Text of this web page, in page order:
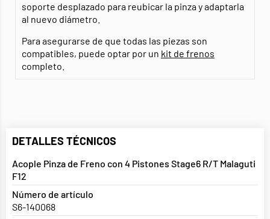
soporte desplazado para reubicar la pinza y adaptarla
al nuevo diámetro.
Para asegurarse de que todas las piezas son
compatibles, puede optar por un kit de frenos
completo.
DETALLES TÉCNICOS
Acople Pinza de Freno con 4 Pistones Stage6 R/T Malaguti
F12
Número de artículo
S6-140068